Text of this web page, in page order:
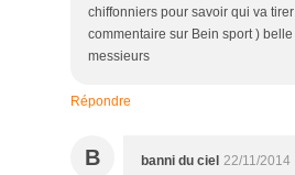
chiffonniers pour savoir qui va
commentaire sur Bein sport )
messieurs
Répondre
B banni du ciel 22/11/2014